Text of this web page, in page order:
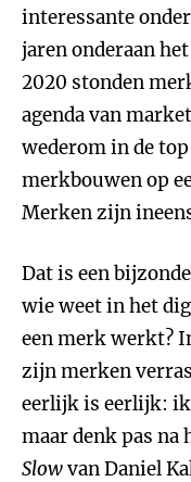
interessante
jaren onderaan
2020 stonden
agenda van
wederom in de
merkbouwen op
Merken zijn
Dat is een
wie weet in het
een merk werkt?
zijn merken
eerlijk is eerlijk:
maar denk pas na
Slowvan Daniel